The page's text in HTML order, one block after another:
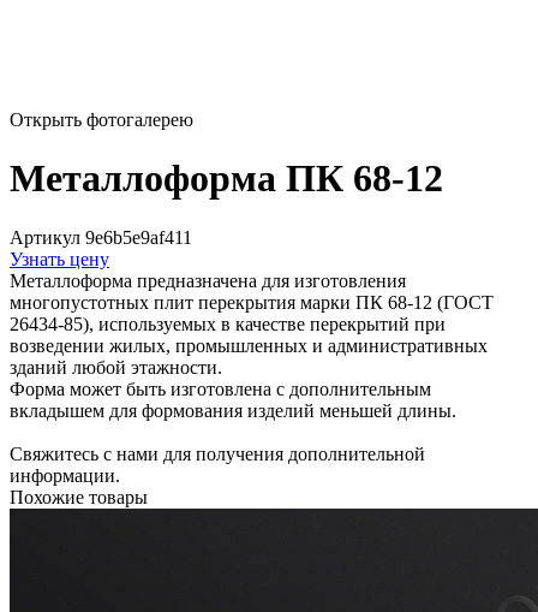
Открыть фотогалерею
Металлоформа ПК 68-12
Артикул 9e6b5e9af411
Узнать цену
Металлоформа предназначена для изготовления
многопустотных плит перекрытия марки ПК 68-12 (ГОСТ
26434-85), используемых в качестве перекрытий при
возведении жилых, промышленных и административных
зданий любой этажности.
Форма может быть изготовлена с дополнительным
вкладышем для формования изделий меньшей длины.
Свяжитесь с нами для получения дополнительной
информации.
Похожие товары